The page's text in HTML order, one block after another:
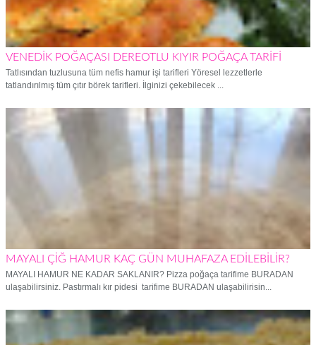
VENEDİK POĞAÇASI DEREOTLU KIYIR POĞAÇA TARİFİ
Tatlısından tuzlusuna tüm nefis hamur işi tarifleri Yöresel lezzetlerle
tatlandırılmış tüm çıtır börek tarifleri. İlginizi çekebilecek ...
MAYALI ÇİĞ HAMUR KAÇ GÜN MUHAFAZA EDİLEBİLİR?
MAYALI HAMUR NE KADAR SAKLANIR? Pizza poğaça tarifime BURADAN
ulaşabilirsiniz. Pastırmalı kır pidesi tarifime BURADAN ulaşabilirisin...